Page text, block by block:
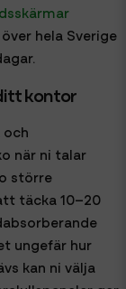
hela Sverige
kontor
när ni talar
större
täcka 10–20
ungefär hur
kan ni välja